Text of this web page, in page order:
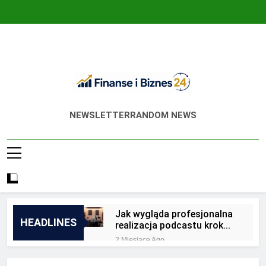
Finanse I Biznes
24
Jak Zadbać O Własne Finanse? Fachowa
NEWSLETTERRANDOM NEWS
HEADLINES
Jak wygląda profesjonalna
realizacja podcastu krok
po kroku?
2 Miesiące Ago